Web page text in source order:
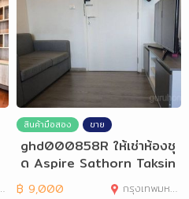
สินค้ามือสอง ขาย
ghd000858R ให้เช่าห้องชุ
ด Aspire Sathorn Taksin
คอปเปอร์โซน
฿ 9,000 กรุงเทพมหานคร